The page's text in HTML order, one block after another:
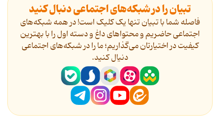
تبیان را در شبکه‌های اجتماعی دنبال کنید
فاصله شما با تبیان تنها یک کلیک است! در همه شبکه‌های
اجتماعی حاضریم و محتواهای داغ و دسته اول را با بهترین
کیفیت در اختیارتان می‌گذاریم؛ ما را در شبکه‌های اجتماعی
دنیال کنید.